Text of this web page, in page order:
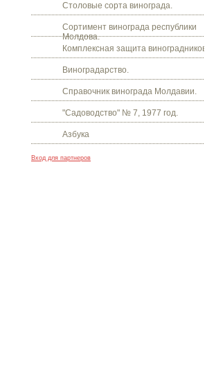
Столовые сорта винограда.
Сортимент винограда республики
Молдова.
Комплексная защита виноградников.
Виноградарство.
Справочник винограда Молдавии.
"Садоводство" № 7, 1977 год.
Азбука
Вход для партнеров